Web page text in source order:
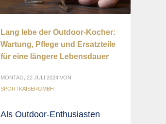
Lang lebe der Outdoor-Kocher:
Wartung, Pflege und Ersatzteile
für eine längere Lebensdauer
MONTAG, 22 JULI 2024 VON
SPORTKAISERGMBH
Als Outdoor-Enthusiasten